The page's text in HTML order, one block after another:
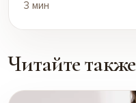
3 мин
Читайте также